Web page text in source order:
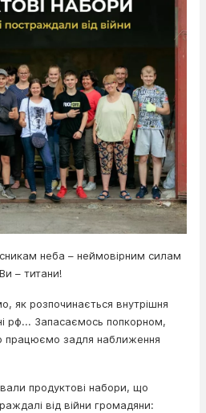
неба – неймовірним силам
– титани!
як розпочинається внутрішня
рф... Запасаємось попкорном,
працюємо задля наближення
продуктові набори, що
від війни громадяни: